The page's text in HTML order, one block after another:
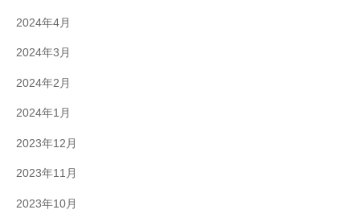
2024年4月
2024年3月
2024年2月
2024年1月
2023年12月
2023年11月
2023年10月